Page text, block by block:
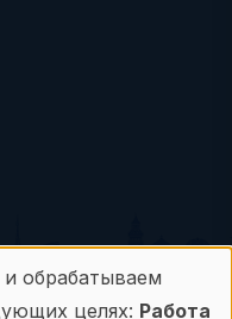
обрабатываем
целях: Работа